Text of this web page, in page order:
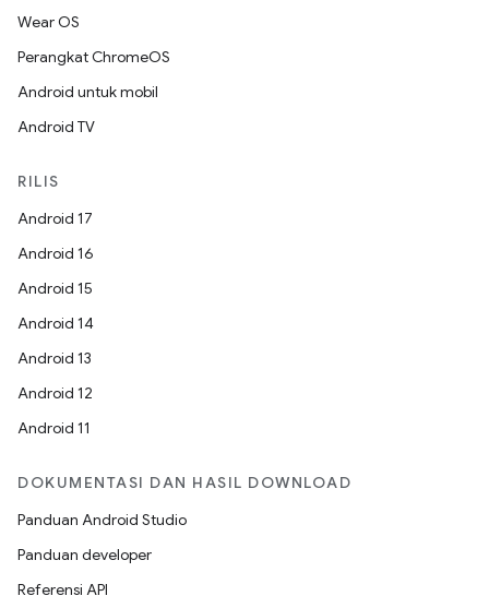
Wear OS
Perangkat ChromeOS
Android untuk mobil
Android TV
RILIS
Android 17
Android 16
Android 15
Android 14
Android 13
Android 12
Android 11
DOKUMENTASI DAN HASIL DOWNLOAD
Panduan Android Studio
Panduan developer
Referensi API